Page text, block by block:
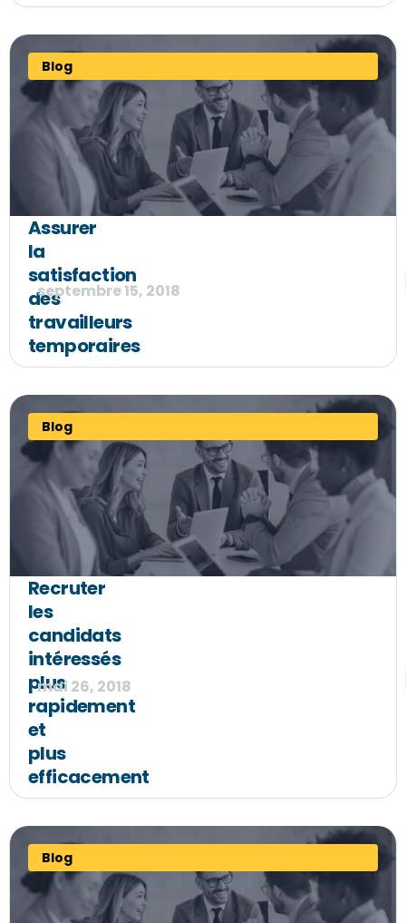
Blog
Assurer
la
satisfaction
des
travailleurs
temporaires
septembre 15, 2018
Blog
Recruter
les
candidats
intéressés
plus
rapidement
et
plus
efficacement
mai 26, 2018
Blog